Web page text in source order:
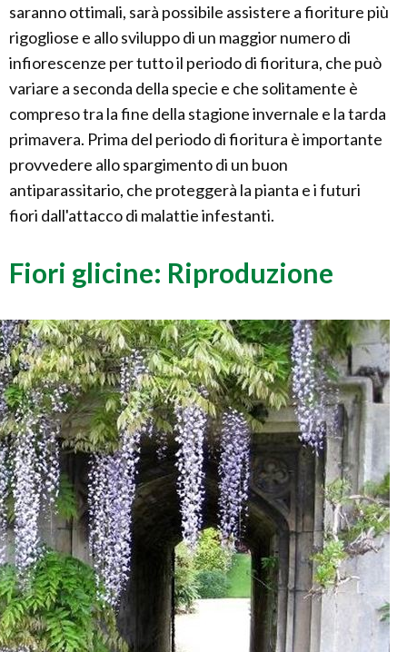
saranno ottimali, sarà possibile assistere a fioriture più
rigogliose e allo sviluppo di un maggior numero di
infiorescenze per tutto il periodo di fioritura, che può
variare a seconda della specie e che solitamente è
compreso tra la fine della stagione invernale e la tarda
primavera. Prima del periodo di fioritura è importante
provvedere allo spargimento di un buon
antiparassitario, che proteggerà la pianta e i futuri
fiori dall'attacco di malattie infestanti.
Fiori glicine: Riproduzione